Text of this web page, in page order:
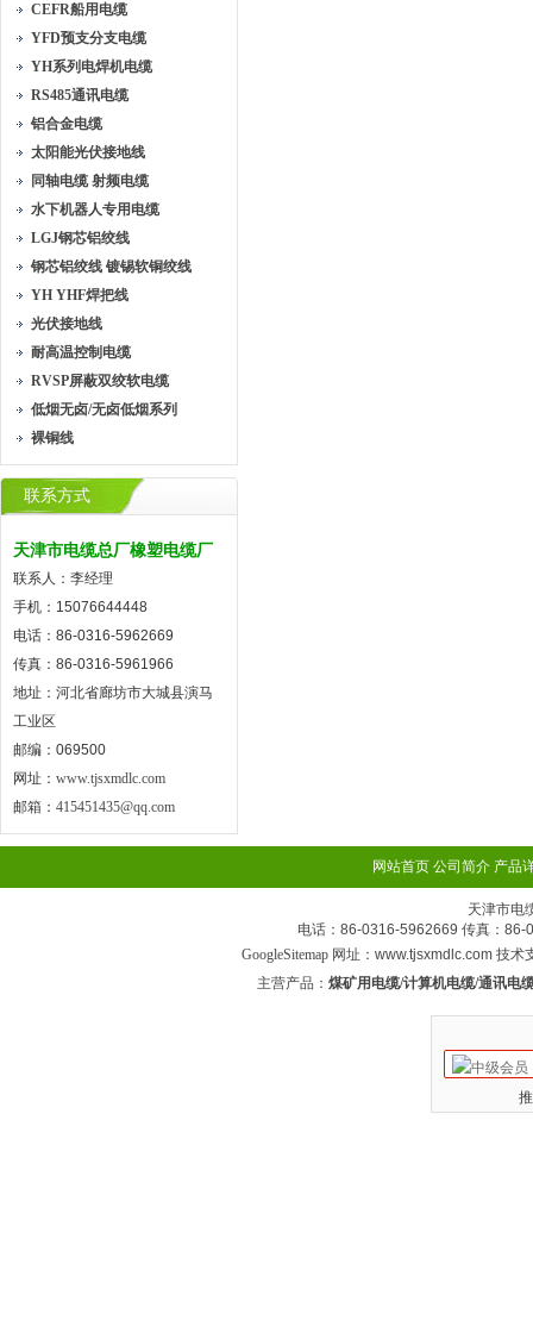
CEFR船用电缆
YFD预支分支电缆
YH系列电焊机电缆
RS485通讯电缆
铝合金电缆
太阳能光伏接地线
同轴电缆 射频电缆
水下机器人专用电缆
LGJ钢芯铝绞线
钢芯铝绞线 镀锡软铜绞线
YH YHF焊把线
光伏接地线
耐高温控制电缆
RVSP屏蔽双绞软电缆
低烟无卤/无卤低烟系列
裸铜线
联系方式
天津市电缆总厂橡塑电缆厂
联系人：李经理
手机：15076644448
电话：86-0316-5962669
传真：86-0316-5961966
地址：河北省廊坊市大城县演马
工业区
邮编：069500
网址： www.tjsxmdlc.com
邮箱： 415451435@qq.com
网站首页 公司简介 产品
天津市电
电话：86-0316-5962669 传真：86-
GoogleSitemap网址：www.tjsxmdlc.com 技术
主营产品： 煤矿用电缆/计算机电缆/通讯电